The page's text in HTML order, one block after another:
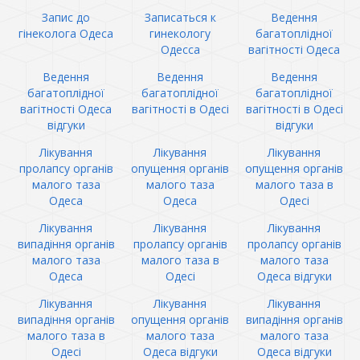
Запис до
гінеколога Одеса
Записаться к
гинекологу
Одесса
Ведення
багатоплідної
вагітності Одеса
Ведення
багатоплідної
вагітності Одеса
відгуки
Ведення
багатоплідної
вагітності в Одесі
Ведення
багатоплідної
вагітності в Одесі
відгуки
Лікування
пролапсу органів
малого таза
Одеса
Лікування
опущення органів
малого таза
Одеса
Лікування
опущення органів
малого таза в
Одесі
Лікування
випадіння органів
малого таза
Одеса
Лікування
пролапсу органів
малого таза в
Одесі
Лікування
пролапсу органів
малого таза
Одеса відгуки
Лікування
випадіння органів
малого таза в
Одесі
Лікування
опущення органів
малого таза
Одеса відгуки
Лікування
випадіння органів
малого таза
Одеса відгуки